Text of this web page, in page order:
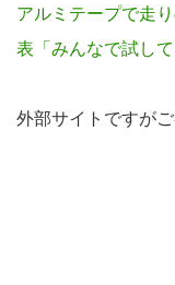
アルミテープで走
表「みんなで試して
外部サイトですがご